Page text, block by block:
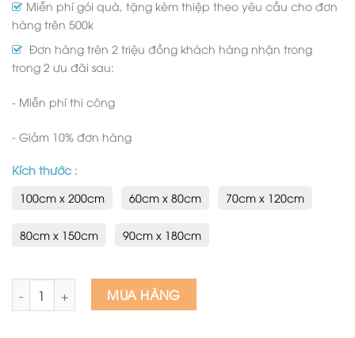
Miễn phí gói quà, tặng kèm thiệp theo yêu cầu cho đơn
hàng trên 500k
Đơn hàng trên 2 triệu đồng khách hàng nhận trong
trong 2 ưu đãi sau:
- Miễn phí thi công
- Giảm 10% đơn hàng
Kích thước :
100cm x 200cm
60cm x 80cm 70cm x 120cm
80cm x 150cm 90cm x 180cm
Tranh sơn dầu chùa một cột số lượng
MUA HÀNG